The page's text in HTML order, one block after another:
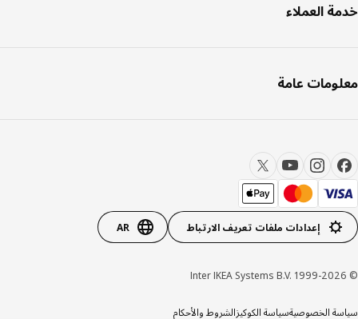
العملاء
عامة
إعدادات ملفات تعريف الارتباط AR
الخصوصيةسياسة الكوكيزالشروط والأحكام